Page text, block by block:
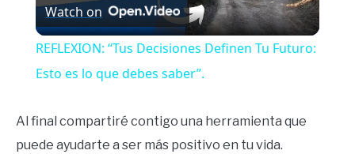
Video
Watch on
REFLEXION: “Tus Decisiones Definen Tu Futuro:
Esto es lo que debes saber”.
Al final compartiré contigo una herramienta que
puede ayudarte a ser más positivo en tu vida.